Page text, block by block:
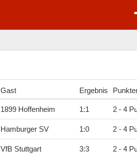
Gast Ergebnis
1899 Hoffenheim 1:1 2 - 4
Hamburger SV 1:0 2 - 4
VfB Stuttgart 3:3 2 - 4